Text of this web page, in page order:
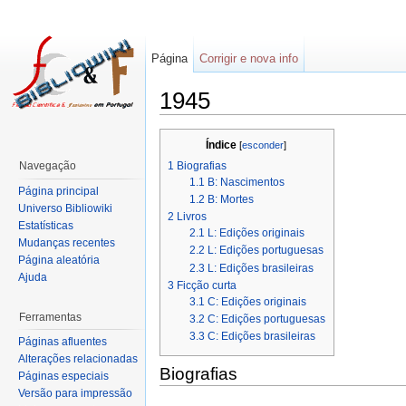
1945
Índice[esconder]
1 Biografias
1.1 B: Nascimentos
1.2 B: Mortes
2 Livros
2.1 L: Edições originais
2.2 L: Edições portuguesas
2.3 L: Edições brasileiras
3 Ficção curta
3.1 C: Edições originais
3.2 C: Edições portuguesas
3.3 C: Edições brasileiras
Biografias
Página Corrigir e nova info
Navegação
Página principal
Universo Bibliowiki
Estatísticas
Mudanças recentes
Página aleatória
Ajuda
Ferramentas
Páginas afluentes
Alterações relacionadas
Páginas especiais
Versão para impressão